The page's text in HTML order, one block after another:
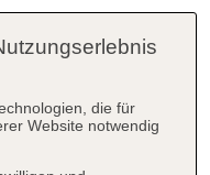
die für
Website notwendig